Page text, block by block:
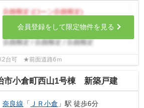
会員登録をして限定物件を見る
台可 ★前面道路6ｍ
市小倉町西山1号棟 新築戸建
奈良線 「 ＪＲ小倉 」駅 徒歩6分